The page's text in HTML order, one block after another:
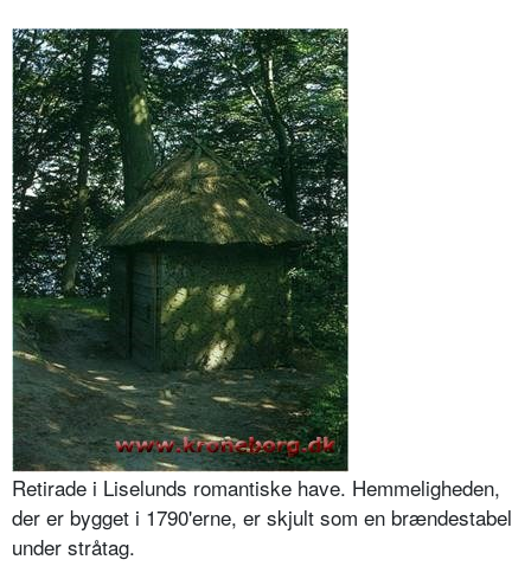
Retirade i Liselunds romantiske have. Hemmeligheden,
der er bygget i 1790'erne, er skjult som en brændestabel
under stråtag.